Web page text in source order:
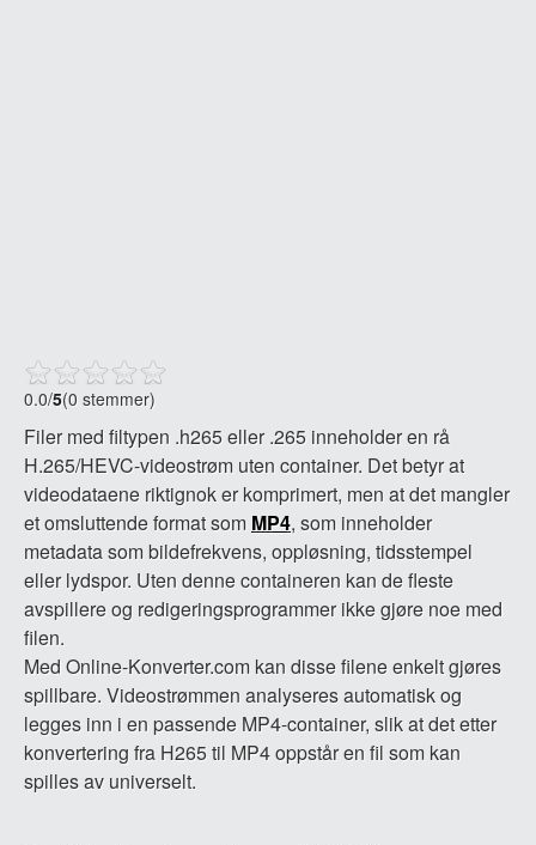
0.0/5(0 stemmer)
Filer med filtypen .h265 eller .265 inneholder en rå
H.265/HEVC-videostrøm uten container. Det betyr at
videodataene riktignok er komprimert, men at det mangler
et omsluttende format som MP4, som inneholder
metadata som bildefrekvens, oppløsning, tidsstempel
eller lydspor. Uten denne containeren kan de fleste
avspillere og redigeringsprogrammer ikke gjøre noe med
filen.
Med Online-Konverter.com kan disse filene enkelt gjøres
spillbare. Videostrømmen analyseres automatisk og
legges inn i en passende MP4-container, slik at det etter
konvertering fra H265 til MP4 oppstår en fil som kan
spilles av universelt.